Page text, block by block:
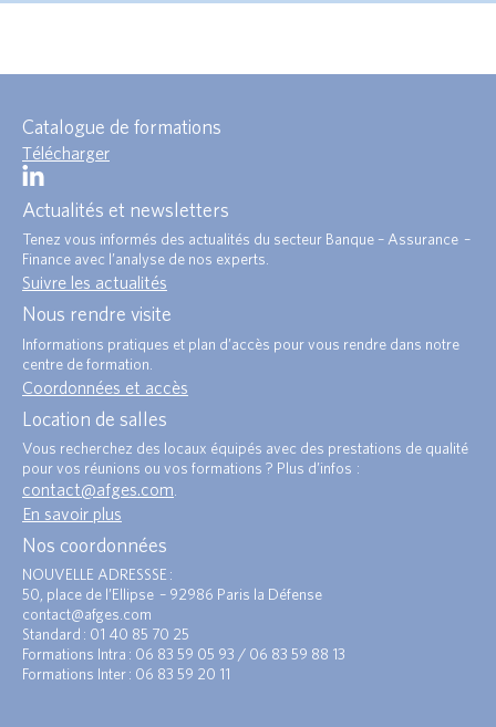
Catalogue de formations
Télécharger
Actualités et newsletters
Tenez vous informés des actualités du secteur Banque – Assurance –
Finance avec l’analyse de nos experts.
Suivre les actualités
Nous rendre visite
Informations pratiques et plan d’accès pour vous rendre dans notre
centre de formation.
Coordonnées et accès
Location de salles
Vous recherchez des locaux équipés avec des prestations de qualité
pour vos réunions ou vos formations ? Plus d’infos :
contact@afges.com
En savoir plus
Nos coordonnées
NOUVELLE ADRESSSE :
50, place de l’Ellipse – 92986 Paris la Défense
contact@afges.com
Standard : 01 40 85 70 25
Formations Intra : 06 83 59 05 93 / 06 83 59 88 13
Formations Inter : 06 83 59 20 11